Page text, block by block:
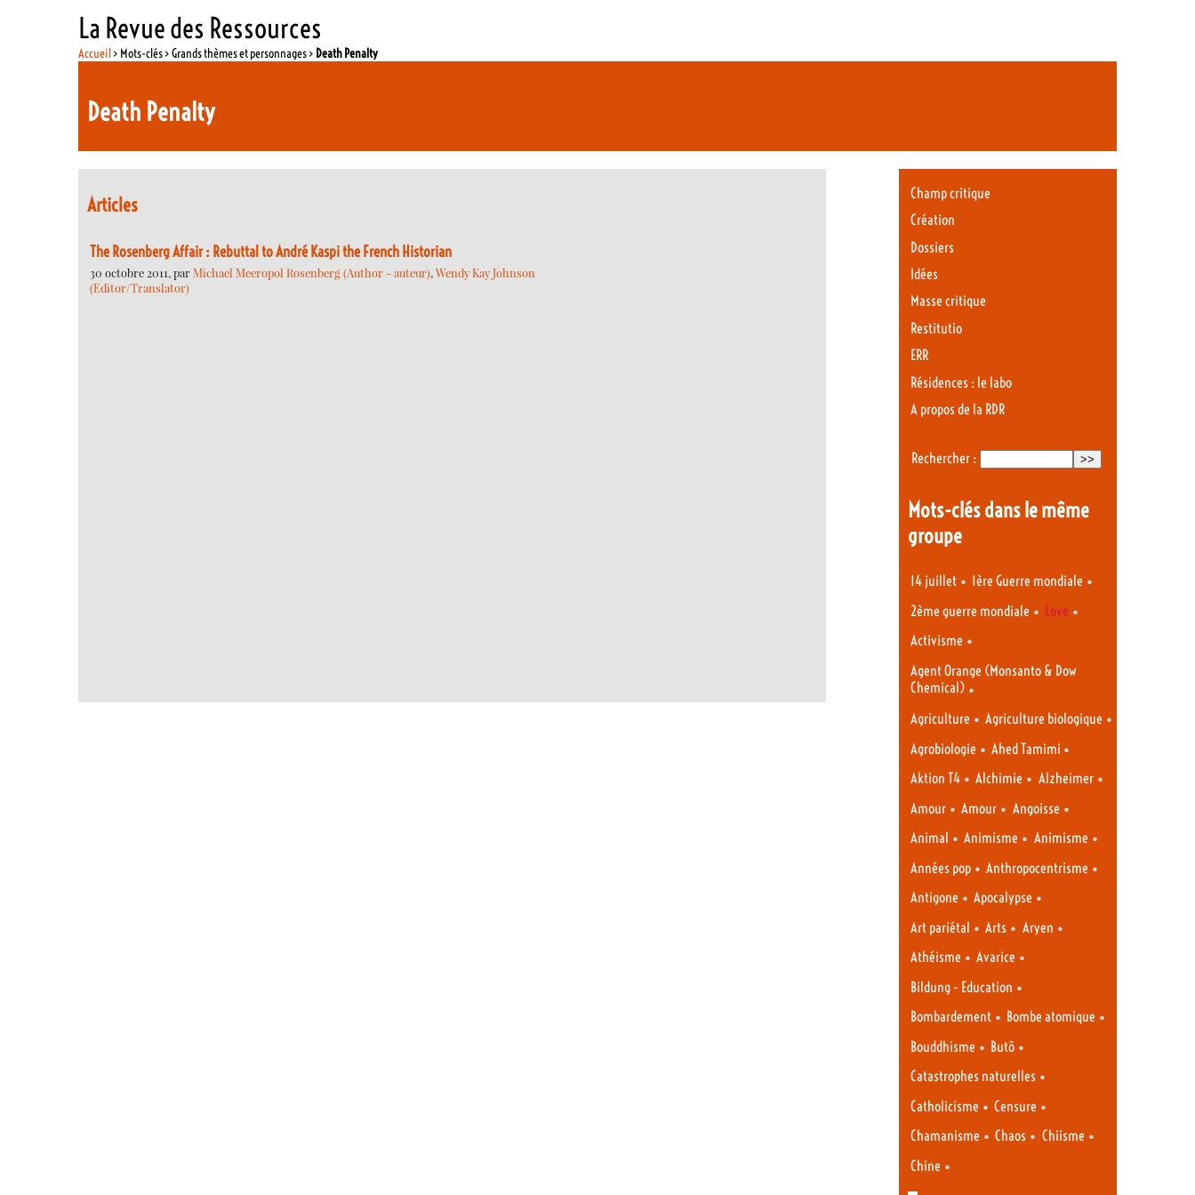
La Revue des Ressources
Accueil> Mots-clés > Grands thèmes et personnages > Death Penalty
Death Penalty
Articles
The Rosenberg Affair : Rebuttal to André Kaspi the French Historian
30 octobre 2011, parMichael Meeropol Rosenberg (Author - auteur), Wendy Kay Johnson
(Editor/Translator)
Champ critique
Création
Dossiers
Idées
Masse critique
Restitutio
ERR
Résidences : le labo
A propos de la RDR
Rechercher :
Mots-clés dans le même
groupe
14 juillet • 1ère Guerre mondiale •
2ème guerre mondiale • Love •
Activisme •
Agent Orange (Monsanto & Dow
Chemical) •
Agriculture • Agriculture biologique •
Agrobiologie • Ahed Tamimi •
Aktion T4 • Alchimie • Alzheimer•
Amour • Amour • Angoisse •
Animal • Animisme • Animisme •
Années pop • Anthropocentrisme •
Antigone • Apocalypse •
Art pariétal • Arts • Aryen •
Athéisme • Avarice •
Bildung - Education •
Bombardement • Bombe atomique •
Bouddhisme • Butô •
Catastrophes naturelles •
Catholicisme • Censure •
Chamanisme • Chaos • Chiisme •
Chine •